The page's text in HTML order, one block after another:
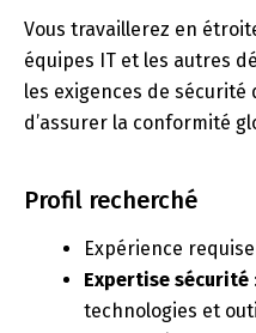
Vous travaillerez en
équipes IT et les autres
les exigences de
d’assurer la conformité
Profil recherché
Expérience
Expertise sécurité
technologies et